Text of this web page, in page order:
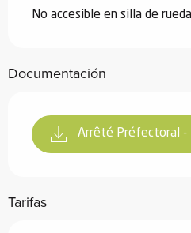
No accesible en silla de
Documentación
Arrêté Préfectoral -
Tarifas